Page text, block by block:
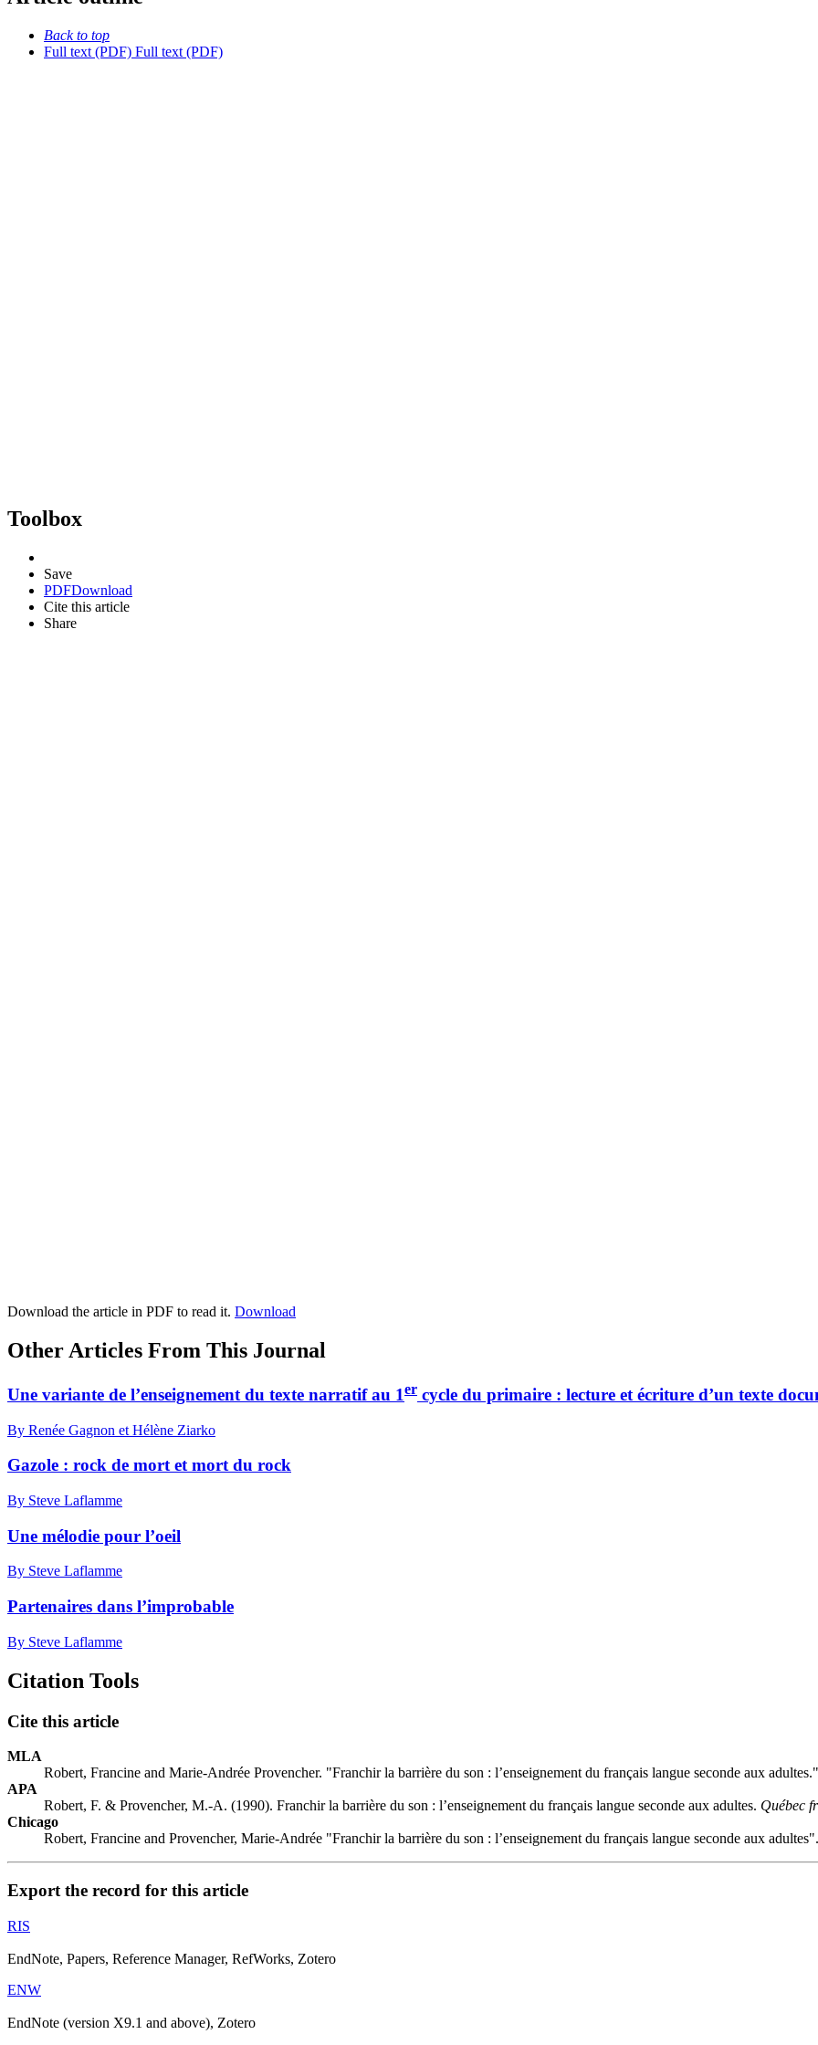
Back to top
Full text (PDF) Full text (PDF)
Toolbox
Save
PDFDownload
Cite this article
Share
Download the article in PDF to read it. Download
Other Articles From This Journal
Une variante de l’enseignement du texte narratif au 1er cycle du primaire : lecture et écriture d’un texte
By Renée Gagnon et Hélène Ziarko
Gazole : rock de mort et mort du rock
By Steve Laflamme
Une mélodie pour l’oeil
By Steve Laflamme
Partenaires dans l’improbable
By Steve Laflamme
Citation Tools
Cite this article
MLA
Robert, Francine and Marie-Andrée Provencher. "Franchir la barrière du son : l’enseignement du français langue seconde aux adultes."
APA
Robert, F. & Provencher, M.-A. (1990). Franchir la barrière du son : l’enseignement du français langue seconde aux adultes. Québec
Chicago
Robert, Francine and Provencher, Marie-Andrée "Franchir la barrière du son : l’enseignement du français langue seconde aux adultes".
Export the record for this article
RIS
EndNote, Papers, Reference Manager, RefWorks, Zotero
ENW
EndNote (version X9.1 and above), Zotero